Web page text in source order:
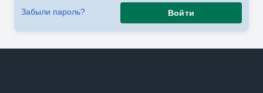
Забыли пароль? Войти